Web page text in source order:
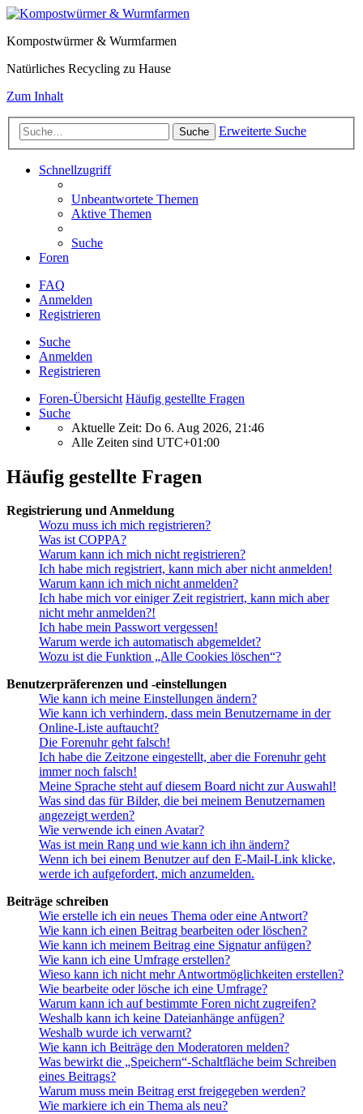
Kompostwürmer & Wurmfarmen
Natürliches Recycling zu Hause
Zum Inhalt
Suche Erweiterte Suche
Schnellzugriff
Unbeantwortete Themen
Aktive Themen
Suche
Foren
FAQ
Anmelden
Registrieren
Suche
Anmelden
Registrieren
Foren-Übersicht Häufig gestellte Fragen
Suche
Aktuelle Zeit: Do 6. Aug 2026, 21:46
Alle Zeiten sind UTC+01:00
Häufig gestellte Fragen
Registrierung und Anmeldung
Wozu muss ich mich registrieren?
Was ist COPPA?
Warum kann ich mich nicht registrieren?
Ich habe mich registriert, kann mich aber nicht anmelden!
Warum kann ich mich nicht anmelden?
Ich habe mich vor einiger Zeit registriert, kann mich aber
nicht mehr anmelden?!
Ich habe mein Passwort vergessen!
Warum werde ich automatisch abgemeldet?
Wozu ist die Funktion „Alle Cookies löschen“?
Benutzerpräferenzen und -einstellungen
Wie kann ich meine Einstellungen ändern?
Wie kann ich verhindern, dass mein Benutzername in der
Online-Liste auftaucht?
Die Forenuhr geht falsch!
Ich habe die Zeitzone eingestellt, aber die Forenuhr geht
immer noch falsch!
Meine Sprache steht auf diesem Board nicht zur Auswahl!
Was sind das für Bilder, die bei meinem Benutzernamen
angezeigt werden?
Wie verwende ich einen Avatar?
Was ist mein Rang und wie kann ich ihn ändern?
Wenn ich bei einem Benutzer auf den E-Mail-Link klicke,
werde ich aufgefordert, mich anzumelden.
Beiträge schreiben
Wie erstelle ich ein neues Thema oder eine Antwort?
Wie kann ich einen Beitrag bearbeiten oder löschen?
Wie kann ich meinem Beitrag eine Signatur anfügen?
Wie kann ich eine Umfrage erstellen?
Wieso kann ich nicht mehr Antwortmöglichkeiten erstellen?
Wie bearbeite oder lösche ich eine Umfrage?
Warum kann ich auf bestimmte Foren nicht zugreifen?
Weshalb kann ich keine Dateianhänge anfügen?
Weshalb wurde ich verwarnt?
Wie kann ich Beiträge den Moderatoren melden?
Was bewirkt die „Speichern“-Schaltfläche beim Schreiben
eines Beitrags?
Warum muss mein Beitrag erst freigegeben werden?
Wie markiere ich ein Thema als neu?